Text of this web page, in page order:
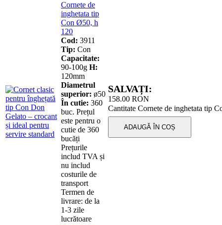
Cornete de
inghetata tip
Con Ø50, h
120
Cod: 3911
Tip: Con
Capacitate:
90-100g H:
120mm
Diametrul
superior: ø50
În cutie: 360
buc. Prețul
este pentru o
cutie de 360
bucăți
Prețurile
includ TVA și
nu includ
costurile de
transport
Termen de
livrare: de la
1-3 zile
lucrătoare
SALVAȚI:
158.00 RON
Cantitate Cornete de inghetata tip
ADAUGĂ ÎN COȘ